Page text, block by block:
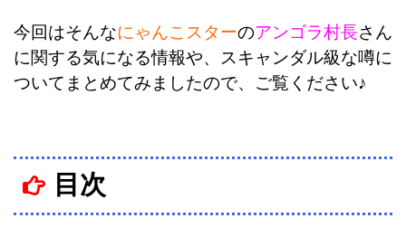
今回はそんなにゃんこスターのアンゴラ村長さん
に関する気になる情報や、スキャンダル級な噂に
ついてまとめてみましたので、ご覧ください♪
目次